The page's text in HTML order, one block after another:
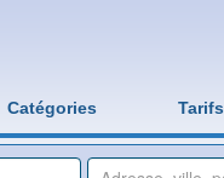
Catégories Tarifs